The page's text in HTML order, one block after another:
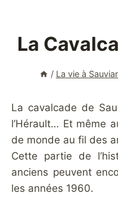
contenu
La
/ La vie à
La cavalcade de
l’Hérault… Et même
de monde au fil des
Cette partie de
anciens peuvent
les années 1960.